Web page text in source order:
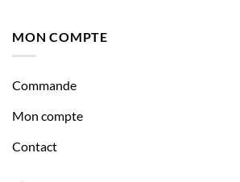
MON COMPTE
Commande
Mon compte
Contact